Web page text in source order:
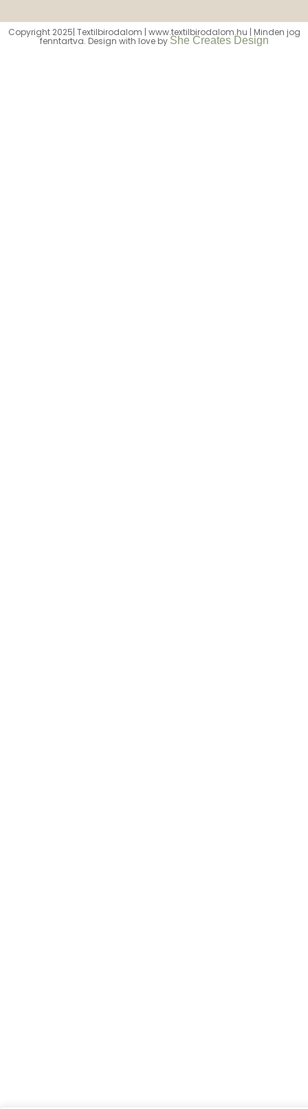
Copyright 2025| Textilbirodalom | www.textilbirodalom.hu | Minden jog
fenntartva. Design with love by She Creates Design